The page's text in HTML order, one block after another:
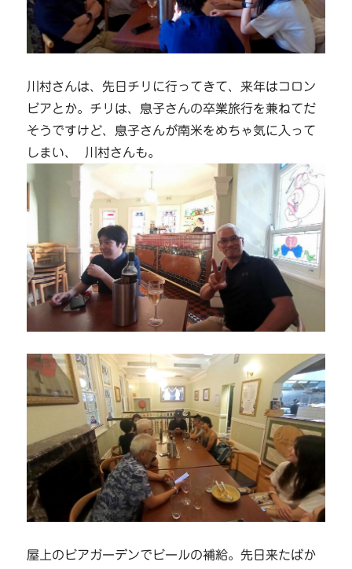
川村さんは、先日チリに行ってきて、来年はコロン
ビアとか。チリは、息子さんの卒業旅行を兼ねてだ
そうですけど、息子さんが南米をめちゃ気に入って
しまい、 川村さんも。
屋上のビアガーデンでビールの補給。先日来たばか